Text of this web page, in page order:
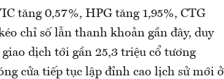
tăng 0,57%, HPG tăng 1,95%, CTG
chỉ số lẫn thanh khoản gần đây, duy
dịch tới gần 25,3 triệu cổ tương
cửa tiếp tục lập đỉnh cao lịch sử mới ở